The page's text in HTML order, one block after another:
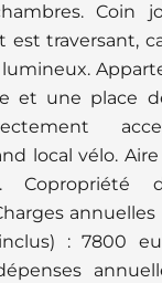
Coin
est traversant,
et une place
local vélo.
Copropriété
annuelles
: 7800